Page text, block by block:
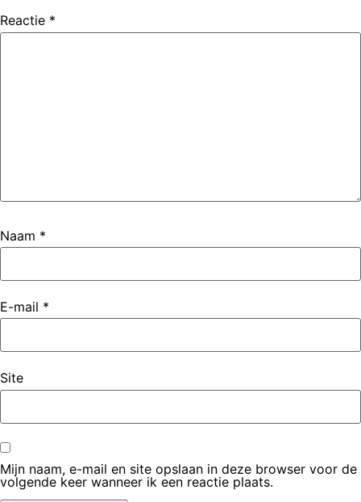
Reactie *
Naam *
E-mail *
Site
Mijn naam, e-mail en site opslaan in deze browser voor de
volgende keer wanneer ik een reactie plaats.